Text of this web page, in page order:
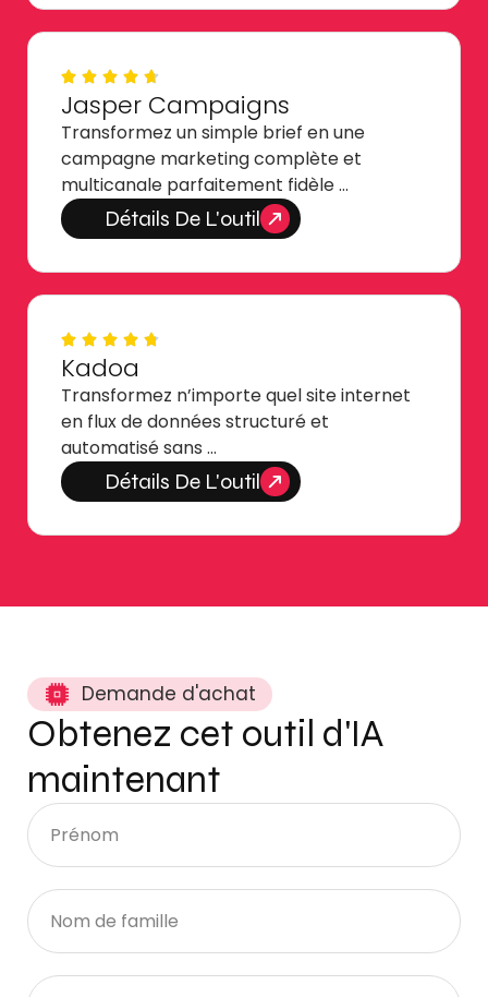
Jasper Campaigns
Transformez un simple brief en une
campagne marketing complète et
multicanale parfaitement fidèle …
Détails De L'outil
Kadoa
Transformez n’importe quel site internet
en flux de données structuré et
automatisé sans …
Détails De L'outil
Demande d'achat
Obtenez cet outil d'IA
maintenant